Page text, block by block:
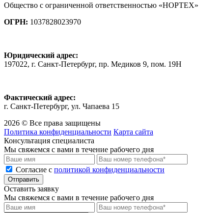
Общество с ограниченной ответственностью «НОРТЕХ»
ОГРН: 1037828023970
Юридический адрес:
197022, г. Санкт-Петербург, пр. Медиков 9, пом. 19Н
Фактический адрес:
г. Санкт-Петербург, ул. Чапаева 15
2026 © Все права защищены
Политика конфиденциальности Карта сайта
Консультация специалиста
Мы свяжемся с вами в течение рабочего дня
Cогласие с политикой конфиденциальности
Отправить
Оставить заявку
Мы свяжемся с вами в течение рабочего дня